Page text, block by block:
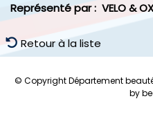
Représenté par : VELO &
Retour à la liste
© Copyright Département
by